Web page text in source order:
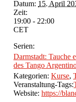
Datum: 15. April
Zeit:
19:00 - 22:00
CET
Serien:
Darmstadt: Tauche
des Tango
Kategorien: Kurse,
Veranstaltung-Tags:
Website: https://